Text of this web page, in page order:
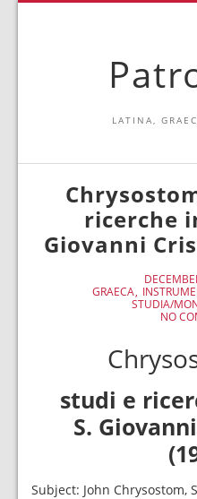
LATINA,
ricerche
Giovanni
GRAECA
STUDIA/
NO
studi e
S.
Subject: John Chrysostom,